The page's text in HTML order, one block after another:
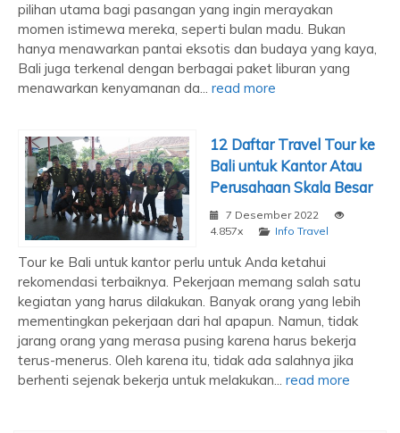
pilihan utama bagi pasangan yang ingin merayakan
momen istimewa mereka, seperti bulan madu. Bukan
hanya menawarkan pantai eksotis dan budaya yang kaya,
Bali juga terkenal dengan berbagai paket liburan yang
menawarkan kenyamanan da... read more
12 Daftar Travel Tour ke
Bali untuk Kantor Atau
Perusahaan Skala Besar
7 Desember 2022
4.857x
Info Travel
Tour ke Bali untuk kantor perlu untuk Anda ketahui
rekomendasi terbaiknya. Pekerjaan memang salah satu
kegiatan yang harus dilakukan. Banyak orang yang lebih
mementingkan pekerjaan dari hal apapun. Namun, tidak
jarang orang yang merasa pusing karena harus bekerja
terus-menerus. Oleh karena itu, tidak ada salahnya jika
berhenti sejenak bekerja untuk melakukan... read more